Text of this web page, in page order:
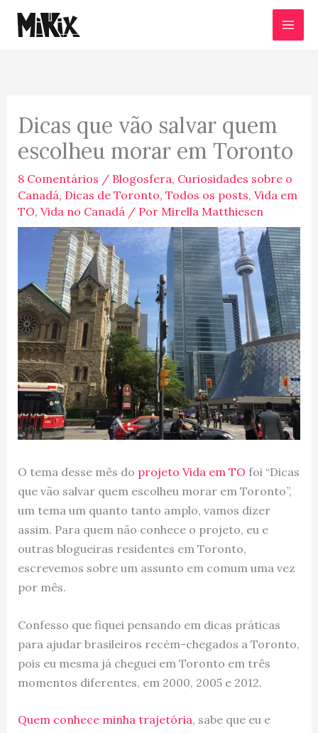
para
Dicas que vão salvar quem
escolheu morar em Toronto
8 Comentários / Blogosfera, Curiosidades sobre o
Canadá, Dicas de Toronto, Todos os posts, Vida em
TO, Vida no Canadá/ Por Mirella Matthiesen
O tema desse mês do projeto Vida em TO foi “Dicas
que vão salvar quem escolheu morar em Toronto”,
um tema um quanto tanto amplo, vamos dizer
assim. Para quem não conhece o projeto, eu e
outras blogueiras residentes em Toronto,
escrevemos sobre um assunto em comum uma vez
por mês.
Confesso que fiquei pensando em dicas práticas
para ajudar brasileiros recém-chegados a Toronto,
pois eu mesma já cheguei em Toronto em três
momentos diferentes, em 2000, 2005 e 2012.
Quem conhece minha trajetória, sabe que eu e